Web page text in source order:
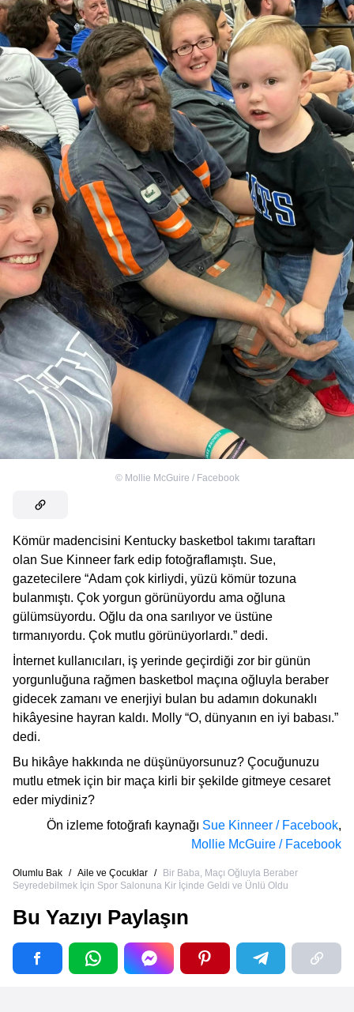
© Mollie McGuire / Facebook
Kömür madencisini Kentucky basketbol takımı taraftarı
olan Sue Kinneer fark edip fotoğraflamıştı. Sue,
gazetecilere “Adam çok kirliydi, yüzü kömür tozuna
bulanmıştı. Çok yorgun görünüyordu ama oğluna
gülümsüyordu. Oğlu da ona sarılıyor ve üstüne
tırmanıyordu. Çok mutlu görünüyorlardı.” dedi.
İnternet kullanıcıları, iş yerinde geçirdiği zor bir günün
yorgunluğuna rağmen basketbol maçına oğluyla beraber
gidecek zamanı ve enerjiyi bulan bu adamın dokunaklı
hikâyesine hayran kaldı. Molly “O, dünyanın en iyi babası.”
dedi.
Bu hikâye hakkında ne düşünüyorsunuz? Çocuğunuzu
mutlu etmek için bir maça kirli bir şekilde gitmeye cesaret
eder miydiniz?
Ön izleme fotoğrafı kaynağı Sue Kinneer / Facebook,
Mollie McGuire / Facebook
Olumlu Bak / Aile ve Çocuklar /
Bir Baba, Maçı Oğluyla Beraber
Seyredebilmek İçin Spor Salonuna Kir İçinde Geldi ve Ünlü Oldu
Bu Yazıyı Paylaşın